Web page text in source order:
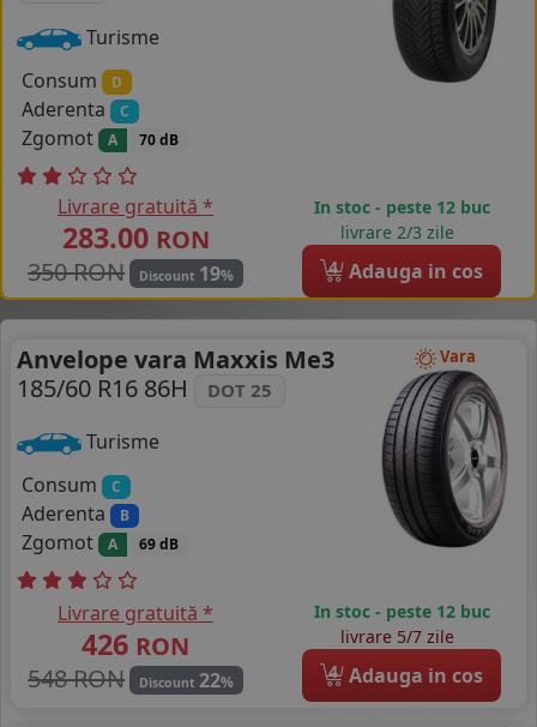
Turisme
Consum
D
Aderenta C
Zgomot A 70 dB
Livrare gratuită *
283.00 RON
350 RON
Discount 19%
In stoc - peste 12 buc
livrare 2/3 zile
4 Adauga in cos
Vara
Anvelope vara Maxxis Me3
185/60 R16 86H
DOT 25
Turisme
Consum
C
Aderenta B
Zgomot A 69 dB
Livrare gratuită *
426 RON
548 RON
Discount 22%
In stoc - peste 12 buc
livrare 5/7 zile
4 Adauga in cos